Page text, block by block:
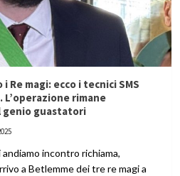
Re magi: ecco i tecnici SMS
rimane
genio guastatori
incontro richiama,
a Betlemme dei tre re magi a